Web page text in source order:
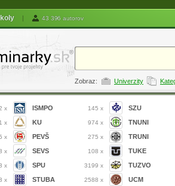
| 43 396 autorov
Zobraz: Univerzity
x
x
x
x
x
x
ISMPO 145 x
KU 974 x
PEVŠ 275 x
SEVS 108 x
SPU 3199 x
STUBA 2588 x
SZU
TNUNI
TRUNI
TUKE
TUZVO
UCM